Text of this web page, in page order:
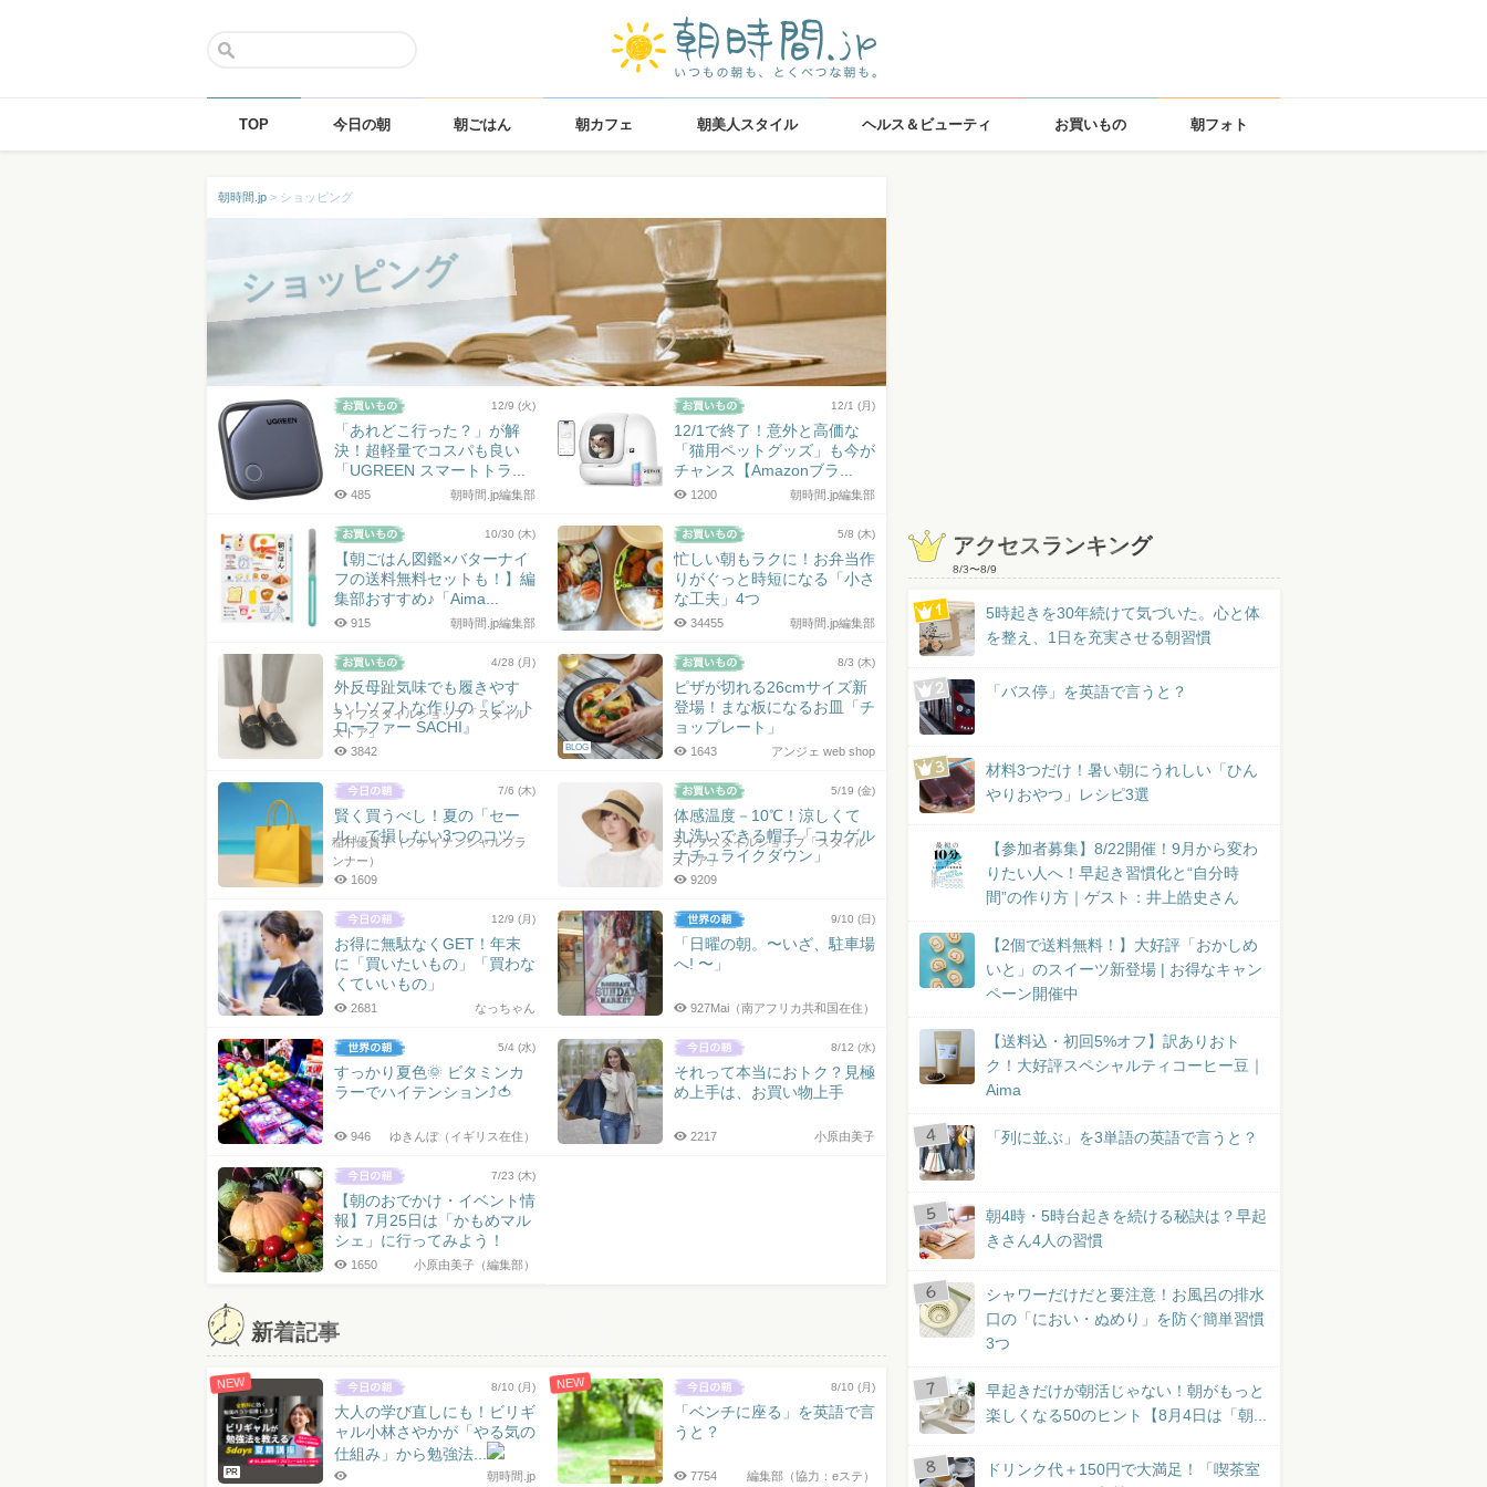
TOP 今日の朝 朝ごはん 朝カフェ 朝美人スタイル ヘルス＆ビューティ お買いもの 朝フォト
朝時間.jp > ショッピング
ショッピング
12/9 (火)
「あれどこ行った？」が解
決！超軽量でコスパも良い
「UGREEN スマートトラ...
朝時間.jp編集部
485
12/1 (月)
12/1で終了！意外と高価な
「猫用ペットグッズ」も今が
チャンス【Amazonブラ...
朝時間.jp編集部
1200
10/30 (木)
【朝ごはん図鑑×バターナイ
フの送料無料セットも！】編
集部おすすめ♪「Aima...
朝時間.jp編集部
915
5/8 (木)
忙しい朝もラクに！お弁当作
りがぐっと時短になる「小さ
な工夫」4つ
朝時間.jp編集部
34455
4/28 (月)
外反母趾気味でも履きやす
い！ソフトな作りの『ビット
ローファー SACHI』
ライフスタイルショップ「スタイル
ストア」
3842
BLOG
8/3 (木)
ピザが切れる26cmサイズ新
登場！まな板になるお皿「チ
ョップレート」
アンジェ web shop
1643
7/6 (木)
賢く買うべし！夏の「セー
ル」で損しない3つのコツ
稲村優貴子（ファイナンシャルプラ
ンナー）
1609
5/19 (金)
体感温度－10℃！涼しくて
丸洗いできる帽子「コカゲル
ナチュライクダウン」
ライフスタイルショップ「スタイル
ストア」
9209
12/9 (月)
お得に無駄なくGET！年末
に「買いたいもの」「買わな
くていいもの」
なっちゃん
2681
9/10 (日)
「日曜の朝。〜いざ、駐車場
へ! 〜」
Mai（南アフリカ共和国在住）
927
5/4 (水)
すっかり夏色🌞 ビタミンカ
ラーでハイテンション⤴︎🍅
ゆきんぼ（イギリス在住）
946
8/12 (水)
それって本当におトク？見極
め上手は、お買い物上手
小原由美子
2217
7/23 (木)
【朝のおでかけ・イベント情
報】7月25日は「かもめマル
シェ」に行ってみよう！
小原由美子（編集部）
1650
新着記事
NEW
PR
8/10 (月)
大人の学び直しにも！ビリギ
ャル小林さやかが「やる気の
仕組み」から勉強法...
朝時間.jp
NEW 8/10 (月)
「ベンチに座る」を英語で言
うと？
編集部（協力：eステ）
7754
アクセスランキング
8/3〜8/9
5時起きを30年続けて気づいた。心と体
を整え、1日を充実させる朝習慣
「バス停」を英語で言うと？
材料3つだけ！暑い朝にうれしい「ひん
やりおやつ」レシピ3選
【参加者募集】8/22開催！9月から変わ
りたい人へ！早起き習慣化と“自分時
間”の作り方｜ゲスト：井上皓史さん
【2個で送料無料！】大好評「おかしめ
いと」のスイーツ新登場 | お得なキャン
ペーン開催中
【送料込・初回5%オフ】訳ありおト
ク！大好評スペシャルティコーヒー豆｜
Aima
「列に並ぶ」を3単語の英語で言うと？
朝4時・5時台起きを続ける秘訣は？早起
きさん4人の習慣
シャワーだけだと要注意！お風呂の排水
口の「におい・ぬめり」を防ぐ簡単習慣
3つ
早起きだけが朝活じゃない！朝がもっと
楽しくなる50のヒント【8月4日は「朝...
ドリンク代＋150円で大満足！「喫茶室